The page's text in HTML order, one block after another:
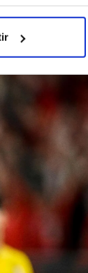
bu noktada,
kullanıcılara
ve üçüncü
olan çerezler
ve
açık rızanız
Aydınlatma
tıklayınız